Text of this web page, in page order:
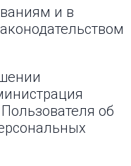
и в
об